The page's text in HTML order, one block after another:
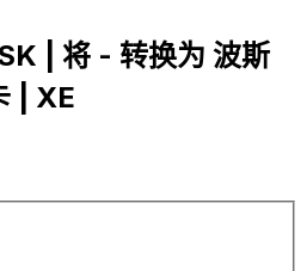
| 将 - 转换为 波斯
| XE